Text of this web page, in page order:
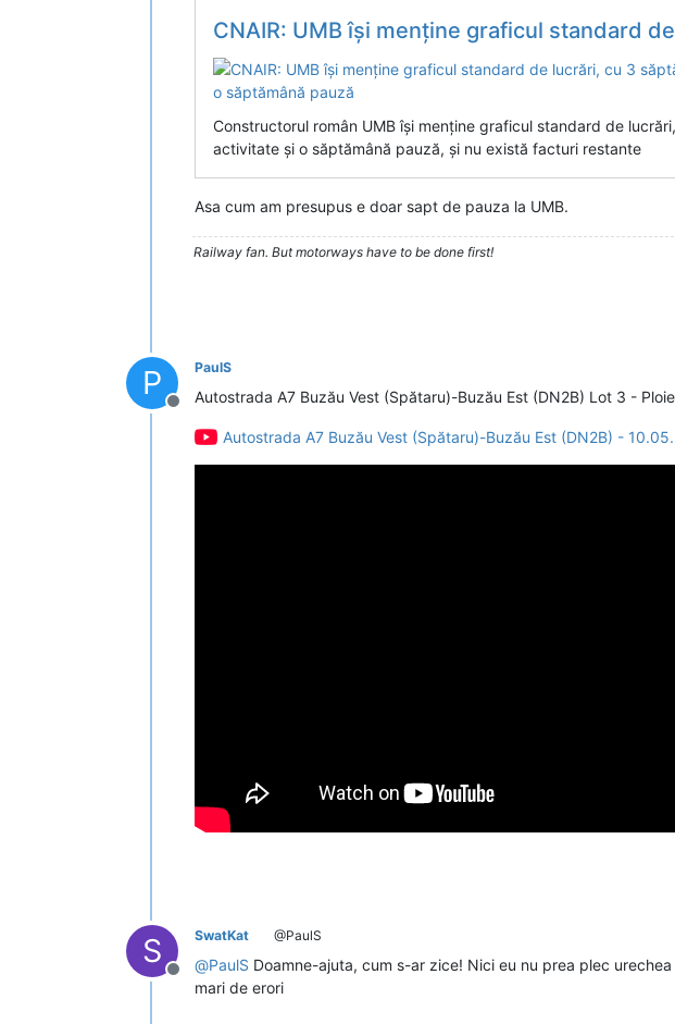
CNAIR: UMB își menține graficul standard de lucrări, cu 3 săptămâni de
Constructorul român UMB își menține graficul standard de
activitate și o săptămână pauză, și nu există facturi restante
Asa cum am presupus e doar sapt de pauza la UMB.
Railway fan. But motorways have to be done first!
P
Deconectat
PaulS
Autostrada A7 Buzău Vest (Spătaru)-Buzău Est (DN2B) Lot 3 -
Autostrada A7 Buzău Vest (Spătaru)-Buzău Est (DN2B) -
S
Deconectat
SwatKat @PaulS
@PaulS Doamne-ajuta, cum s-ar zice! Nici eu nu prea plec
mari de erori